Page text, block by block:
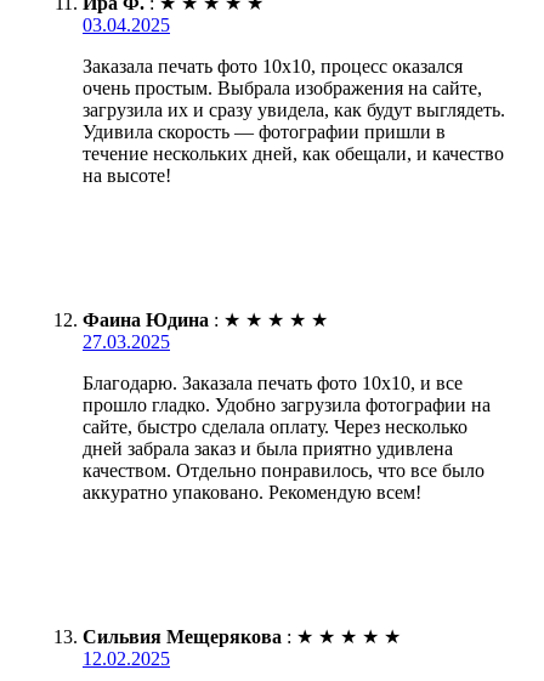
03.04.2025
Заказала печать фото 10х10, процесс оказался
очень простым. Выбрала изображения на сайте,
загрузила их и сразу увидела, как будут выглядеть.
Удивила скорость — фотографии пришли в
течение нескольких дней, как обещали, и качество
на высоте!
Фаина Юдина : ★ ★ ★ ★ ★
27.03.2025
Благодарю. Заказала печать фото 10х10, и все
прошло гладко. Удобно загрузила фотографии на
сайте, быстро сделала оплату. Через несколько
дней забрала заказ и была приятно удивлена
качеством. Отдельно понравилось, что все было
аккуратно упаковано. Рекомендую всем!
Сильвия Мещерякова : ★ ★ ★ ★ ★
12.02.2025